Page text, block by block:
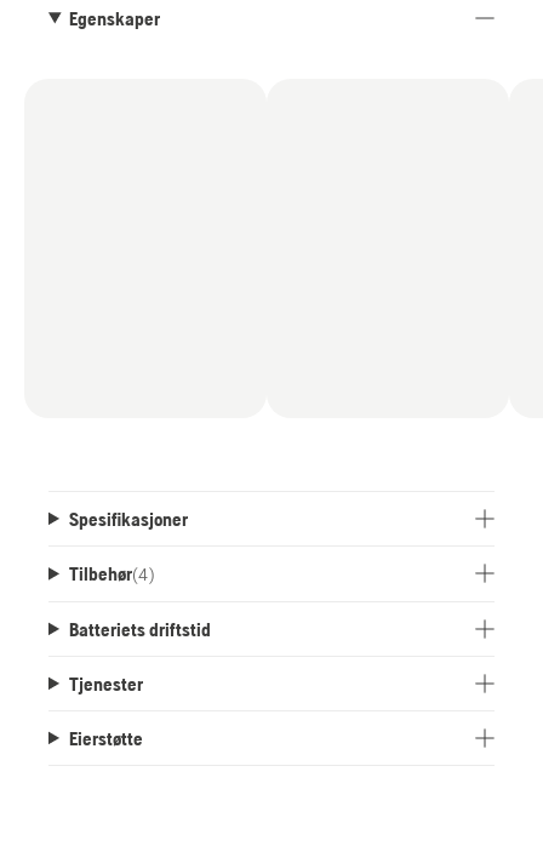
støtbeskyttelsen beskytter batteriet og forebygger
Egenskaper
Spesifikasjoner
Tilbehør(4)
Batteriets driftstid
Tjenester
Eierstøtte